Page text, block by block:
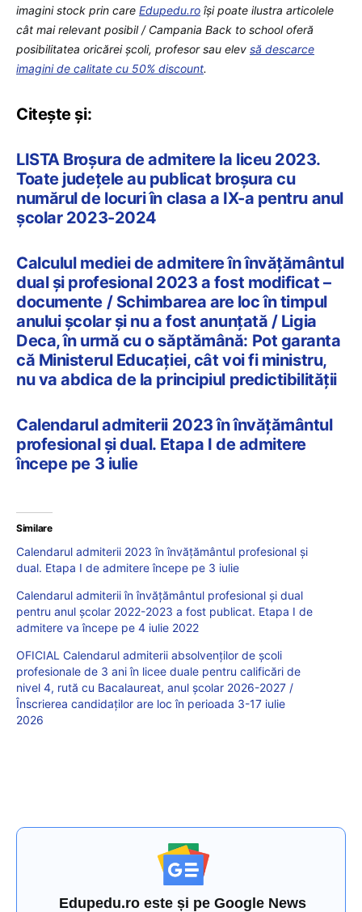
imagini stock prin care Edupedu.ro îşi poate ilustra articolele
cât mai relevant posibil / Campania Back to school oferă
posibilitatea oricărei școli, profesor sau elev să descarce
imagini de calitate cu 50% discount.
Citește și:
LISTA Broșura de admitere la liceu 2023.
Toate județele au publicat broșura cu
numărul de locuri în clasa a IX-a pentru anul
școlar 2023-2024
Calculul mediei de admitere în învățământul
dual și profesional 2023 a fost modificat –
documente / Schimbarea are loc în timpul
anului școlar și nu a fost anunțată / Ligia
Deca, în urmă cu o săptămână: Pot garanta
că Ministerul Educației, cât voi fi ministru,
nu va abdica de la principiul predictibilității
Calendarul admiterii 2023 în învățământul
profesional și dual. Etapa I de admitere
începe pe 3 iulie
Similare
Calendarul admiterii 2023 în învățământul profesional și
dual. Etapa I de admitere începe pe 3 iulie
Calendarul admiterii în învățământul profesional și dual
pentru anul școlar 2022-2023 a fost publicat. Etapa I de
admitere va începe pe 4 iulie 2022
OFICIAL Calendarul admiterii absolvenților de școli
profesionale de 3 ani în licee duale pentru calificări de
nivel 4, rută cu Bacalaureat, anul școlar 2026-2027 /
Înscrierea candidaților are loc în perioada 3-17 iulie
2026
Edupedu.ro este și pe Google News